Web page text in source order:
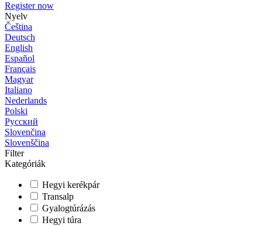
Register now
Nyelv
Čeština
Deutsch
English
Español
Français
Magyar
Italiano
Nederlands
Polski
Русский
Slovenčina
Slovenščina
Filter
Kategóriák
Hegyi kerékpár
Transalp
Gyalogtúrázás
Hegyi túra